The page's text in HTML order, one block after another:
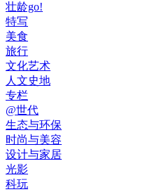
壮龄go!
特写
美食
旅行
文化艺术
人文史地
专栏
@世代
生态与环保
时尚与美容
设计与家居
光影
科玩